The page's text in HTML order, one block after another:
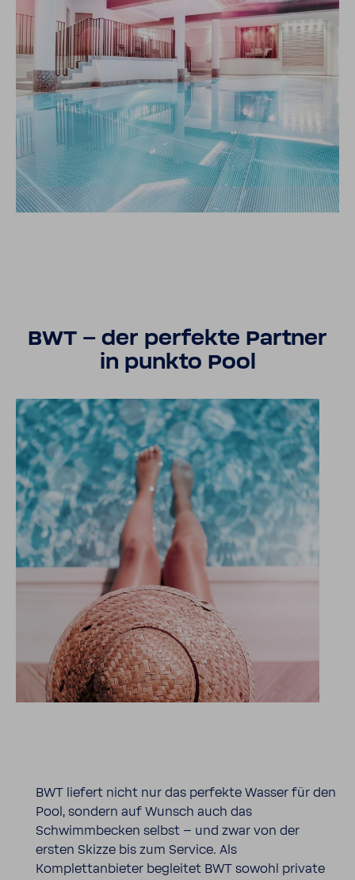
BWT – der perfekte Partner
in punkto Pool
BWT liefert nicht nur das perfekte Wasser für den
Pool, sondern auf Wunsch auch das
Schwimmbecken selbst – und zwar von der
ersten Skizze bis zum Service. Als
Komplettanbieter begleitet BWT sowohl private